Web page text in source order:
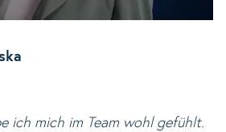
ich mich im Team wohl gefühlt.